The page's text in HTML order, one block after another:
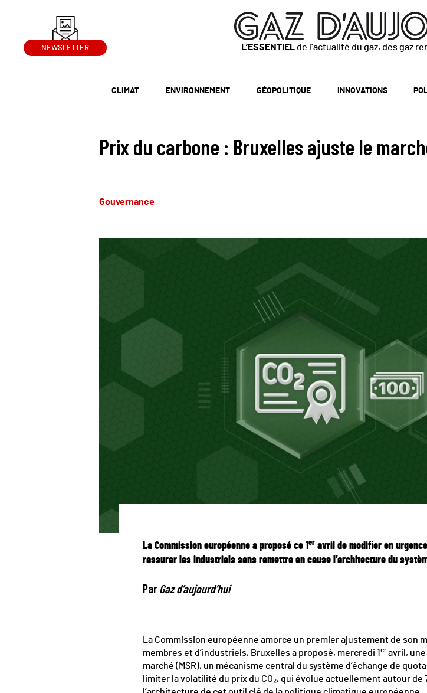
NEWSLETTER L’ESSENTIEL de l’actualité du gaz, des gaz
CLIMAT ENVIRONNEMENT GÉOPOLITIQUE INNOVATIONS
Prix du carbone : Bruxelles ajuste le
Gouvernance
La Commission européenne a proposé ce 1er avril de modifier en
rassurer les industriels sans remettre en cause l’architecture du
Par Gaz d’aujourd’hui
La Commission européenne amorce un premier ajustement de son
membres et d’industriels, Bruxelles a proposé, mercredi 1 er avril,
marché (MSR), un mécanisme central du système d’échange de
limiter la volatilité du prix du CO₂, qui évolue actuellement autour